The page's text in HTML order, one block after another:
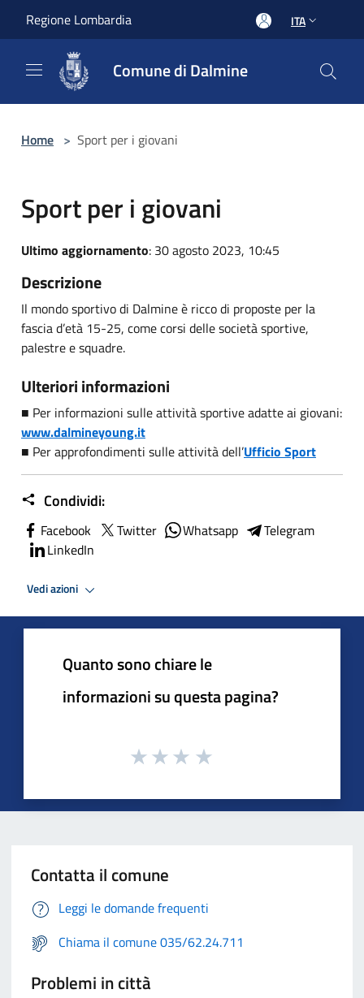
Regione Lombardia ITA
Comune di Dalmine
Home > Sport per i giovani
Sport per i giovani
Ultimo aggiornamento: 30 agosto 2023, 10:45
Descrizione
Il mondo sportivo di Dalmine è ricco di proposte per la
fascia d’età 15-25, come corsi delle società sportive,
palestre e squadre.
Ulteriori informazioni
■ Per informazioni sulle attività sportive adatte ai giovani:
www.dalmineyoung.it
■ Per approfondimenti sulle attività dell’Ufficio Sport
Condividi:
Facebook Twitter Whatsapp
Telegram
LinkedIn
Vedi azioni
Quanto sono chiare le
informazioni su questa pagina?
Contatta il comune
Leggi le domande frequenti
Chiama il comune 035/62.24.711
Problemi in città